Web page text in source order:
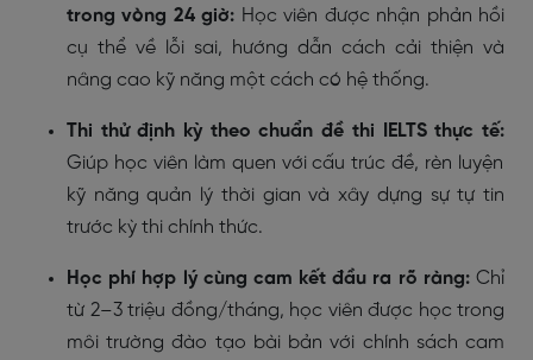
trong vòng 24 giờ: Học viên được nhận phản hồi
cụ thể về lỗi sai, hướng dẫn cách cải thiện và
nâng cao kỹ năng một cách có hệ thống.
Thi thử định kỳ theo chuẩn đề thi IELTS thực tế:
Giúp học viên làm quen với cấu trúc đề, rèn luyện
kỹ năng quản lý thời gian và xây dựng sự tự tin
trước kỳ thi chính thức.
Học phí hợp lý cùng cam kết đầu ra rõ ràng:Chỉ
từ 2–3 triệu đồng/tháng, học viên được học trong
môi trường đào tạo bài bản với chính sách cam